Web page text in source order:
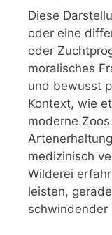
Diese
oder eine
oder
moralisches
und bewusst
Kontext, wie
moderne
medizinisch
Wilderei
leisten,
schwindender